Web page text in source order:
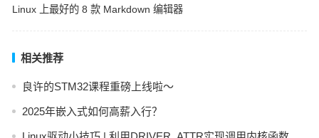
Linux 上最好的 8 款 Markdown 编辑器
相关推荐
良许的STM32课程重磅上线啦～
2025年嵌入式如何高薪入行？